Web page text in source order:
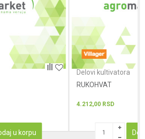
POŠALJI
u korpu
Delovi kultivatora
RUKOHVAT
4.212,00 RSD